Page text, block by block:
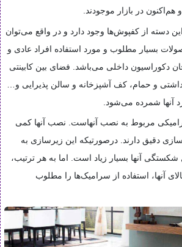
در بازار موجودند.
دسته از کفپوش‌ها وجود دارد و در واقع می‌توان
بسیار مطلوب و مورد استفاده افراد عادی و
دکوراسیون داخلی می‌باشد. فضای بین کابینتی
و حمام، کف آشپزخانه و سالن پذیرایی و…
آنها شمرده می‌شود.
مربوط به نصب آنهاست. نصب آنها کمی
دقیق دارند. درصورتیکه این زیرسازی به
شکستگی آنها بسیار زیاد است. اما به هر ترتیب،
آنها، استفاده از سرامیک‌ها را مطلوب